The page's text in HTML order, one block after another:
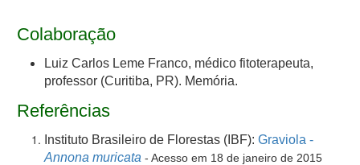
Colaboração
Luiz Carlos Leme Franco, médico fitoterapeuta,
professor (Curitiba, PR). Memória.
Referências
Instituto Brasileiro de Florestas (IBF): Graviola -
Annona muricata - Acesso em 18 de janeiro de 2015